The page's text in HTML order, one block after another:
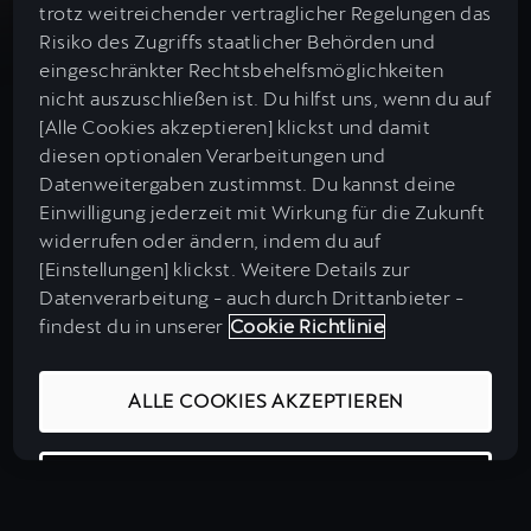
Neuer Born
Tavascan
Leon
Leon Sportstourer
Formentor
Ateca
Öffentliches Laden
Zuhause Laden
Ladetarife
Wissenswertes
Ladestationen in Europa
Kostenvorteilsrechner
Reichweitenrechner
Neuwagensuche
Gebrauchtwagensuche
CUPRA Approved Gebrauchtwagen
Leasing & Finanzierung
Auto Leasing
Concierge Service
Garantie
CUPRA Connect
CUPRA Apps
MY CUPRA
Over-the-Air Updates
Navigationsupdates
CUPRA Customer Service
WhatsApp-Chat
Newsletter
Roadside Assistance (Pannenhilfe)
Online-Service Terminvereinbarung
Impressum & Rechtliches
Datenschutz & Cookies
Angaben Digital Services Act (DSA)
EU Data Act
CUPRA Jobbörse
CUPRA Mediacenter
trotz weitreichender vertraglicher Regelungen das
Risiko des Zugriffs staatlicher Behörden und
eingeschränkter Rechtsbehelfsmöglichkeiten
nicht auszuschließen ist. Du hilfst uns, wenn du auf
[Alle Cookies akzeptieren] klickst und damit
diesen optionalen Verarbeitungen und
Datenweitergaben zustimmst. Du kannst deine
Einwilligung jederzeit mit Wirkung für die Zukunft
widerrufen oder ändern, indem du auf
[Einstellungen] klickst. Weitere Details zur
Datenverarbeitung - auch durch Drittanbieter -
findest du in unserer Cookie Richtlinie
ALLE COOKIES AKZEPTIEREN